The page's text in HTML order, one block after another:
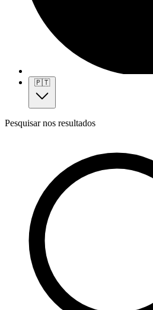
🇵🇹
Pesquisar nos resultados